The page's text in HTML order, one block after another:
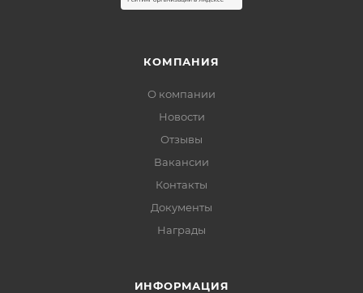
КОМПАНИЯ
О компании
Новости
Отзывы
Вакансии
Контакты
Документы
Награды
ИНФОРМАЦИЯ